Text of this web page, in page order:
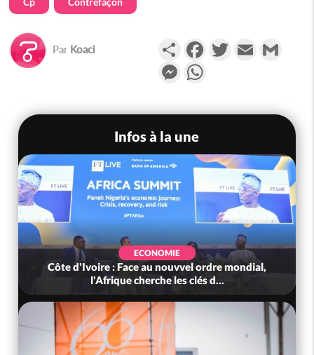
Par Koaci PartagerFacebookTwitterEmail
Messenger
Infos à la une
ECONOMIE
Côte d'Ivoire : Face au nouvvel ordre mondial,
l'Afrique cherche les clés d...